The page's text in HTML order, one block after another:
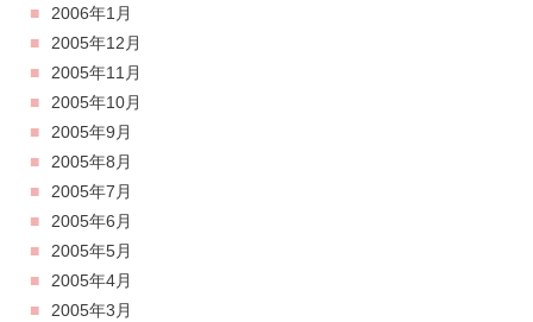
2006年1月
2005年12月
2005年11月
2005年10月
2005年9月
2005年8月
2005年7月
2005年6月
2005年5月
2005年4月
2005年3月